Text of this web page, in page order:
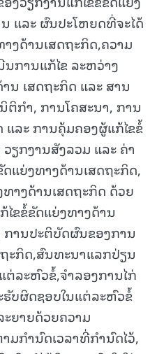
ແລະ ຜົນປະໂຫຍດທີ່ຈະໄດ້
ງດ້ານເສດຖະກິດ,ຄວາມ
ການແກ້ໄຂ ລະຫວ່າງ
ນ ເສດຖະກິດ ແລະ ສານ
ຕິກຳ, ການໂຄສະນາ, ການ
ລະ ການຄຸ້ມຄອງຜູ້ແກ້ໄຂຂໍ້
ຽກງານສັງລວມ ແລະ ຄ່າ
ດແຍ່ງທາງດ້ານເສດຖະກິດ,
າງດ້ານເສດຖະກິດ ດ້ວຍ
ໄຂຂໍ້ຂັດແຍ່ງທາງດ້ານ
ານປະຕິບັດຜົນຂອງການ
ະກິດ,ສົນທະນາແລກປ່ຽນ
ລະຫົວຂໍ້,ຈໍາລອງການໄກ່
ບຜິດຊອບໃນແຕ່ລະຫົວຂໍ້
ະຍາຍດ້ວຍຄວາມ
ມກຳນົດເວລາທີ່ກຳນົດໄວ້,